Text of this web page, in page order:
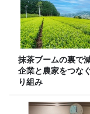
抹茶ブームの裏で
企業と農家をつな
り組み